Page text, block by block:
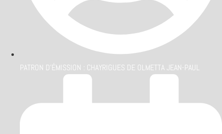
PATRON D'ÉMISSION : CHAYRIGUES DE OLMETTA JEAN-PAUL